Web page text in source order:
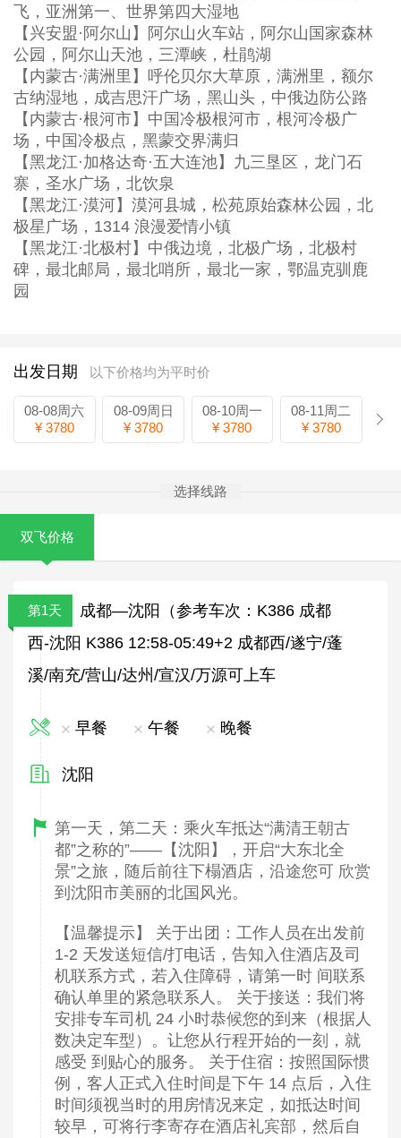
飞，亚洲第一、世界第四大湿地
【兴安盟·阿尔山】阿尔山火车站，阿尔山国家森林
公园，阿尔山天池，三潭峡，杜鹃湖
【内蒙古·满洲里】呼伦贝尔大草原，满洲里，额尔
古纳湿地，成吉思汗广场，黑山头，中俄边防公路
【内蒙古·根河市】中国冷极根河市，根河冷极广
场，中国冷极点，黑蒙交界满归
【黑龙江·加格达奇·五大连池】九三垦区，龙门石
寨，圣水广场，北饮泉
【黑龙江·漠河】漠河县城，松苑原始森林公园，北
极星广场，1314 浪漫爱情小镇
【黑龙江·北极村】中俄边境，北极广场，北极村
碑，最北邮局，最北哨所，最北一家，鄂温克驯鹿
园
出发日期 以下价格均为平时价
08-08周六
¥ 3780
08-09周日
¥ 3780
08-10周一
¥ 3780
08-11周二
¥ 3780
选择线路
双飞价格
第1天
成都—沈阳（参考车次：K386 成都
西-沈阳 K386 12:58-05:49+2 成都西/遂宁/蓬
溪/南充/营山/达州/宣汉/万源可上车
早餐 午餐 晚餐
沈阳
第一天，第二天：乘火车抵达“满清王朝古
都”之称的”——【沈阳】，开启“大东北全
景”之旅，随后前往下榻酒店，沿途您可 欣赏
到沈阳市美丽的北国风光。
【温馨提示】 关于出团：工作人员在出发前
1-2 天发送短信/打电话，告知入住酒店及司
机联系方式，若入住障碍，请第一时 间联系
确认单里的紧急联系人。 关于接送：我们将
安排专车司机 24 小时恭候您的到来（根据人
数决定车型）。让您从行程开始的一刻，就
感受 到贴心的服务。 关于住宿：按照国际惯
例，客人正式入住时间是下午 14 点后，入住
时间须视当时的用房情况来定，如抵达时间
较早，可将行李寄存在酒店礼宾部，然后自